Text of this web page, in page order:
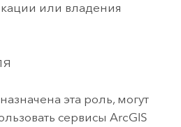
или владения
эта роль, могут
сервисы ArcGIS